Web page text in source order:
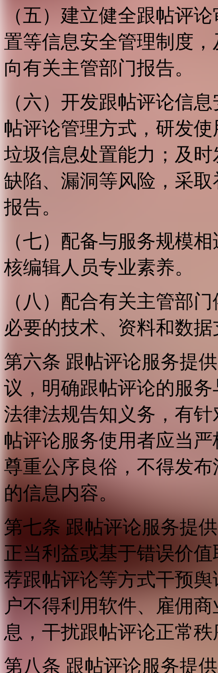
（五）建立健全跟帖评
置等信息安全管理制度
向有关主管部门报告。
（六）开发跟帖评论信
帖评论管理方式，研发
垃圾信息处置能力；及
缺陷、漏洞等风险，采
报告。
（七）配备与服务规模
核编辑人员专业素养。
（八）配合有关主管部
必要的技术、资料和数
第六条 跟帖评论服务提
议，明确跟帖评论的服
法律法规告知义务，有
帖评论服务使用者应当
尊重公序良俗，不得发
的信息内容。
第七条 跟帖评论服务提
正当利益或基于错误价
荐跟帖评论等方式干预
户不得利用软件、雇佣
息，干扰跟帖评论正常
第八条 跟帖评论服务提